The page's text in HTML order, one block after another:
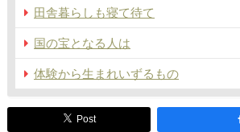
田舎暮らしも寝て待て
国の宝となる人は
体験から生まれいずるもの
Post